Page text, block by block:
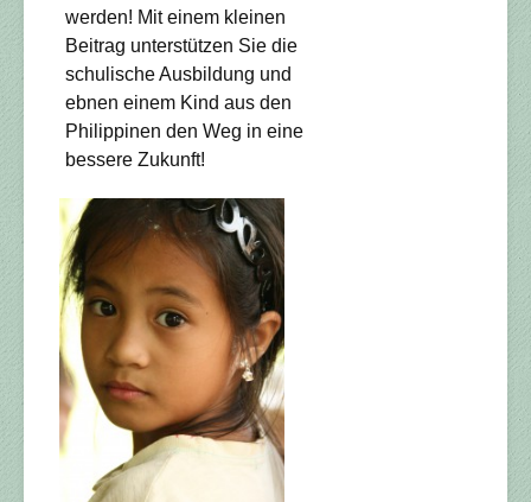
werden! Mit einem kleinen
Beitrag unterstützen Sie die
schulische Ausbildung und
ebnen einem Kind aus den
Philippinen den Weg in eine
bessere Zukunft!